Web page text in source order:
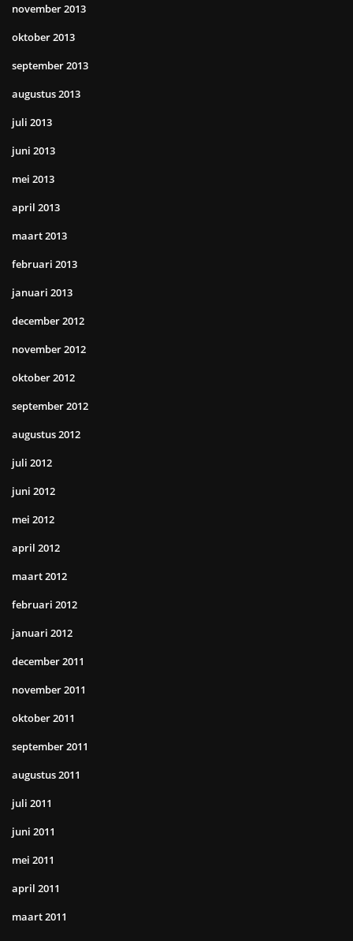
november 2013
oktober 2013
september 2013
augustus 2013
juli 2013
juni 2013
mei 2013
april 2013
maart 2013
februari 2013
januari 2013
december 2012
november 2012
oktober 2012
september 2012
augustus 2012
juli 2012
juni 2012
mei 2012
april 2012
maart 2012
februari 2012
januari 2012
december 2011
november 2011
oktober 2011
september 2011
augustus 2011
juli 2011
juni 2011
mei 2011
april 2011
maart 2011